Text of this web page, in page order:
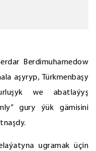
Berdimuhamedow
aşyryp, Türkmenbaşy
we abatlaýyş
gury ýük gämisini
ugramak üçin